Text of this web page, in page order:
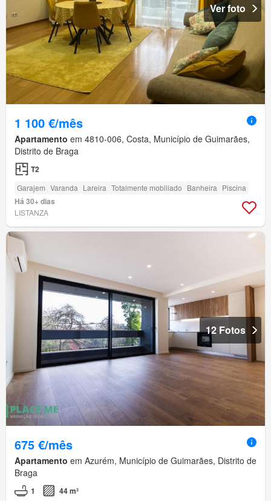
Ver foto
1 100 €/mês
Apartamento em 4810-006, Costa, Município de Guimarães,
Distrito de Braga
T2
Garajem Varanda Lareira Totalmente mobiliado Banheira Piscina
Há 30+ dias
LISTANZA
12 Fotos
675 €/mês
Apartamento em Azurém, Município de Guimarães, Distrito de
Braga
1 44 m²